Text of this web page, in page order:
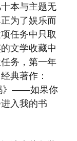
本与主题无
为了娱乐而
任务中只取
文学收藏中
务，第一年
典著作：
》——如果你
入我的书